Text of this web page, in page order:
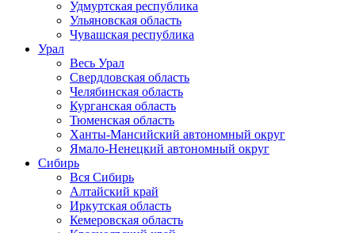
Удмуртская республика
Ульяновская область
Чувашская республика
Урал
Весь Урал
Свердловская область
Челябинская область
Курганская область
Тюменская область
Ханты-Мансийский автономный округ
Ямало-Ненецкий автономный округ
Сибирь
Вся Сибирь
Алтайский край
Иркутская область
Кемеровская область